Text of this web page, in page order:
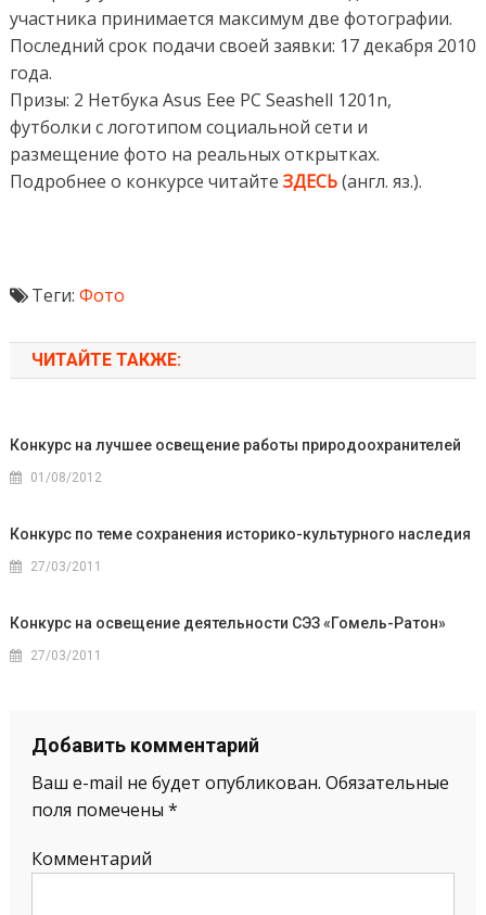
участника принимается максимум две фотографии.
Последний срок подачи своей заявки: 17 декабря 2010
года.
Призы: 2 Нетбука Asus Eee PC Seashell 1201n,
футболки с логотипом социальной сети и
размещение фото на реальных открытках.
Подробнее о конкурсе читайте ЗДЕСЬ(англ. яз.).
Теги: Фото
ЧИТАЙТЕ ТАКЖЕ:
Конкурс на лучшее освещение работы природоохранителей
01/08/2012
Конкурс по теме сохранения историко-культурного наследия
27/03/2011
Конкурс на освещение деятельности СЭЗ «Гомель-Ратон»
27/03/2011
Добавить комментарий
Ваш e-mail не будет опубликован. Обязательные
поля помечены *
Комментарий